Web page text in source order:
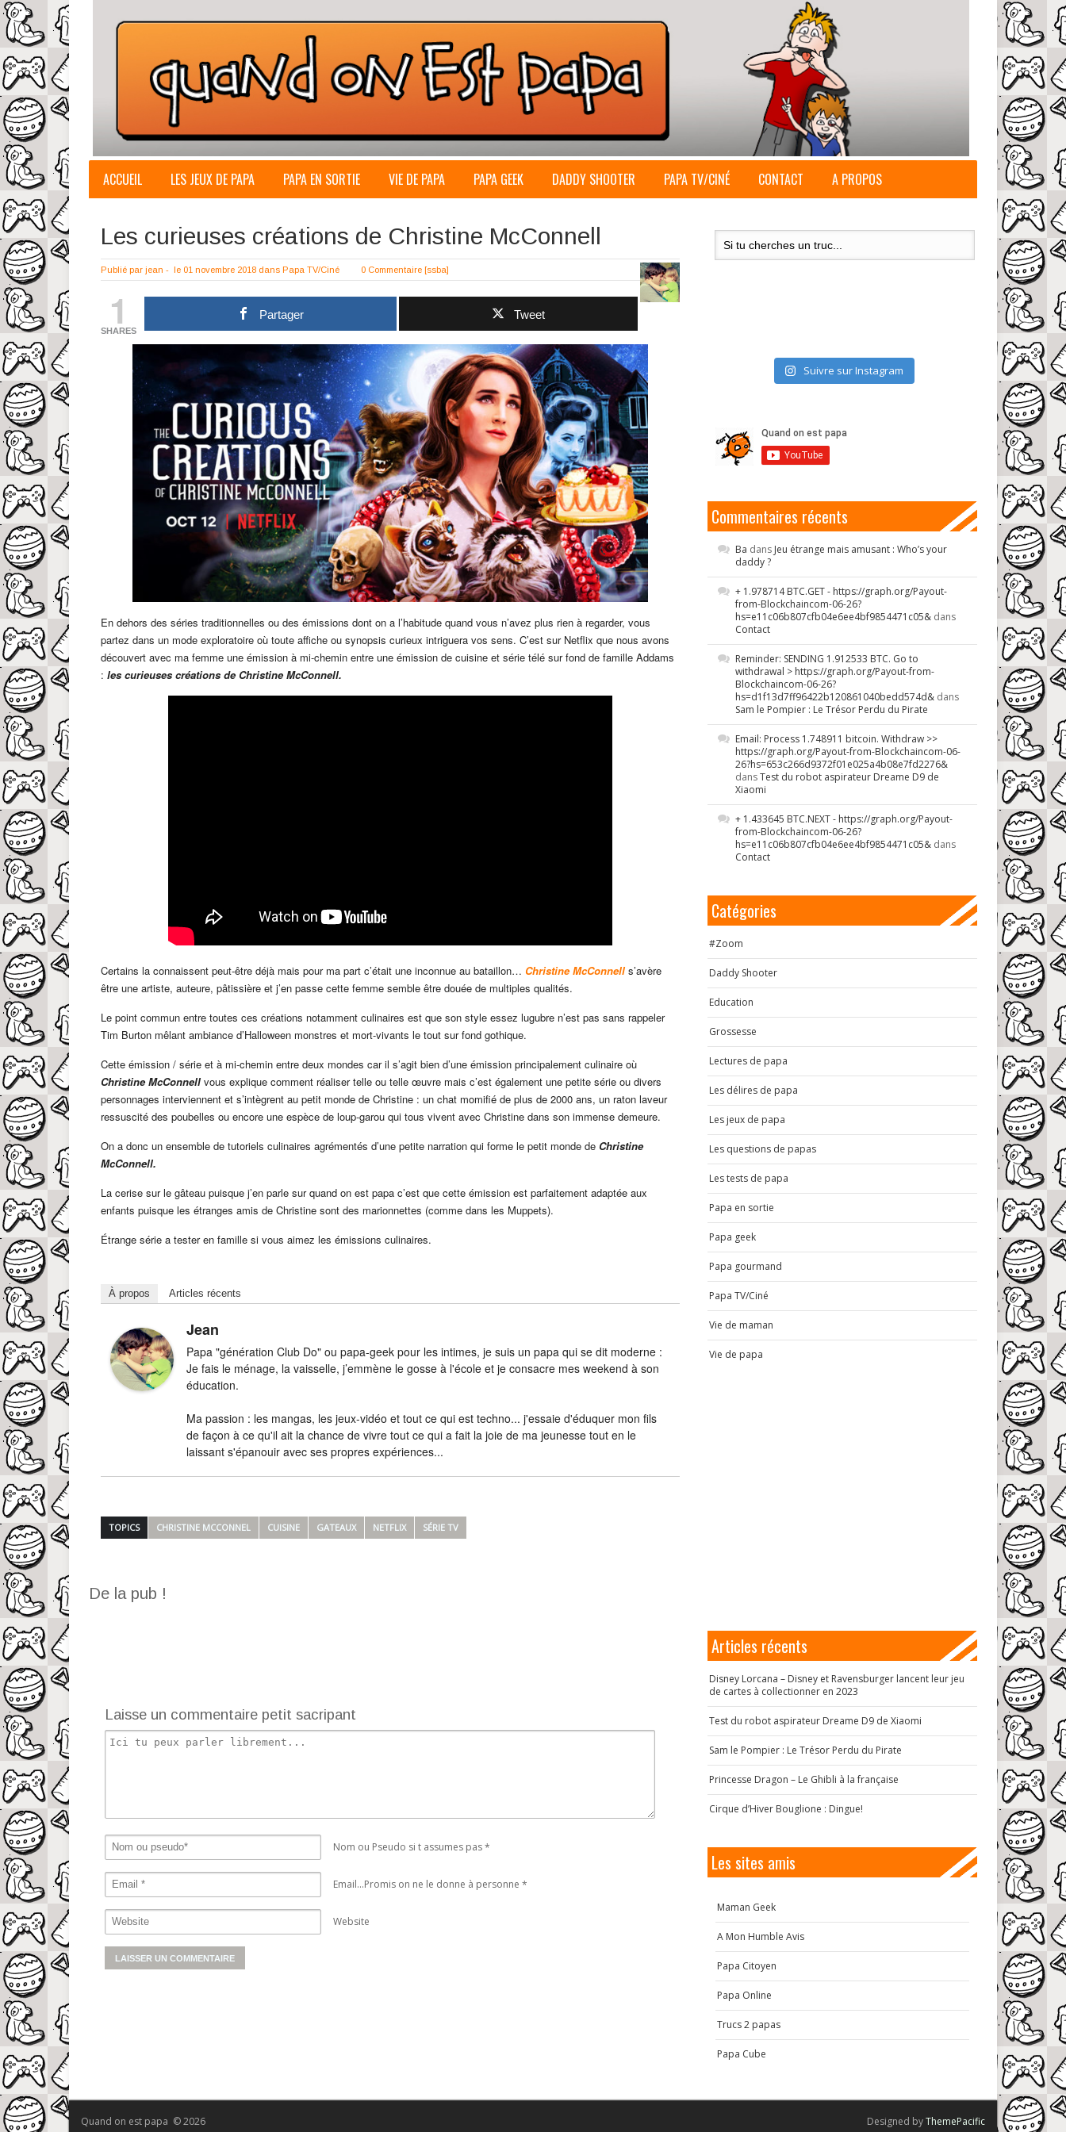
ACCUEIL LES JEUX DE PAPA PAPA EN SORTIE VIE DE PAPA PAPA GEEK DADDY SHOOTER PAPA TV/CINÉ CONTACT A PROPOS
Les curieuses créations de Christine McConnell
Publié par jean - le 01 novembre 2018 dans Papa TV/Ciné 0 Commentaire [ssba]
1
SHARES
Partager Tweet
En dehors des séries traditionnelles ou des émissions dont on a l’habitude quand vous n’avez plus rien à regarder, vous
partez dans un mode exploratoire où toute affiche ou synopsis curieux intriguera vos sens. C’est sur Netflix que nous avons
découvert avec ma femme une émission à mi-chemin entre une émission de cuisine et série télé sur fond de famille Addams
: les curieuses créations de Christine McConnell.
Certains la connaissent peut-être déjà mais pour ma part c’était une inconnue au bataillon… Christine McConnell s’avère
être une artiste, auteure, pâtissière et j’en passe cette femme semble être douée de multiples qualités.
Le point commun entre toutes ces créations notamment culinaires est que son style essez lugubre n’est pas sans rappeler
Tim Burton mêlant ambiance d’Halloween monstres et mort-vivants le tout sur fond gothique.
Cette émission / série et à mi-chemin entre deux mondes car il s’agit bien d’une émission principalement culinaire où
Christine McConnell vous explique comment réaliser telle ou telle œuvre mais c’est également une petite série ou divers
personnages interviennent et s’intègrent au petit monde de Christine : un chat momifié de plus de 2000 ans, un raton laveur
ressuscité des poubelles ou encore une espèce de loup-garou qui tous vivent avec Christine dans son immense demeure.
On a donc un ensemble de tutoriels culinaires agrémentés d’une petite narration qui forme le petit monde de Christine
McConnell.
La cerise sur le gâteau puisque j’en parle sur quand on est papa c’est que cette émission est parfaitement adaptée aux
enfants puisque les étranges amis de Christine sont des marionnettes (comme dans les Muppets).
Étrange série a tester en famille si vous aimez les émissions culinaires.
À propos Articles récents
Jean
Papa "génération Club Do" ou papa-geek pour les intimes, je suis un papa qui se dit moderne :
Je fais le ménage, la vaisselle, j’emmène le gosse à l'école et je consacre mes weekend à son
éducation.
Ma passion : les mangas, les jeux-vidéo et tout ce qui est techno... j'essaie d'éduquer mon fils
de façon à ce qu'il ait la chance de vivre tout ce qui a fait la joie de ma jeunesse tout en le
laissant s'épanouir avec ses propres expériences...
TOPICS CHRISTINE MCCONNEL CUISINE GATEAUX NETFLIX SÉRIE TV
De la pub !
Laisse un commentaire petit sacripant
Nom ou Pseudo si t assumes pas*
Email...Promis on ne le donne à personne *
Website
Suivre sur Instagram
Commentaires récents
Ba dans Jeu étrange mais amusant : Who’s your
daddy ?
+ 1.978714 BTC.GET - https://graph.org/Payout-
from-Blockchaincom-06-26?
hs=e11c06b807cfb04e6ee4bf9854471c05& dans
Contact
Reminder: SENDING 1.912533 BTC. Go to
withdrawal > https://graph.org/Payout-from-
Blockchaincom-06-26?
hs=d1f13d7ff96422b120861040bedd574d& dans
Sam le Pompier : Le Trésor Perdu du Pirate
Email: Process 1.748911 bitcoin. Withdraw >>
https://graph.org/Payout-from-Blockchaincom-06-
26?hs=653c266d9372f01e025a4b08e7fd2276&
dansTest du robot aspirateur Dreame D9 de
Xiaomi
+ 1.433645 BTC.NEXT - https://graph.org/Payout-
from-Blockchaincom-06-26?
hs=e11c06b807cfb04e6ee4bf9854471c05& dans
Contact
Catégories
#Zoom
Daddy Shooter
Education
Grossesse
Lectures de papa
Les délires de papa
Les jeux de papa
Les questions de papas
Les tests de papa
Papa en sortie
Papa geek
Papa gourmand
Papa TV/Ciné
Vie de maman
Vie de papa
Articles récents
Disney Lorcana – Disney et Ravensburger lancent leur jeu
de cartes à collectionner en 2023
Test du robot aspirateur Dreame D9 de Xiaomi
Sam le Pompier : Le Trésor Perdu du Pirate
Princesse Dragon – Le Ghibli à la française
Cirque d’Hiver Bouglione : Dingue!
Les sites amis
Maman Geek
A Mon Humble Avis
Papa Citoyen
Papa Online
Trucs 2 papas
Papa Cube
Quand on est papa © 2026 Designed byThemePacific